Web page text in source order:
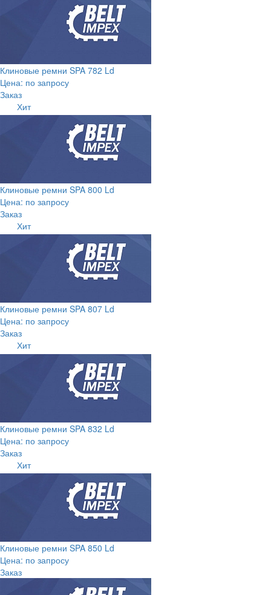
Клиновые ремни SPA 782 Ld
Цена: по запросу
Заказ
Хит
Клиновые ремни SPA 800 Ld
Цена: по запросу
Заказ
Хит
Клиновые ремни SPA 807 Ld
Цена: по запросу
Заказ
Хит
Клиновые ремни SPA 832 Ld
Цена: по запросу
Заказ
Хит
Клиновые ремни SPA 850 Ld
Цена: по запросу
Заказ